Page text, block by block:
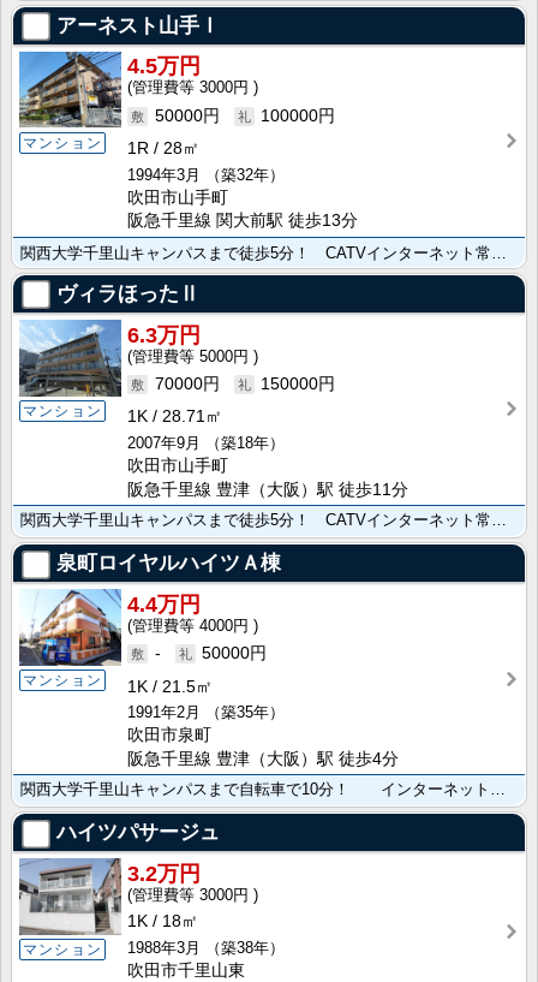
アーネスト山手Ⅰ
マンション
4.5万円
3000円
50000円
100000円
1R
28㎡
1994年3月
（築32年）
吹田市山手町
阪急千里線 関大前駅 徒歩13分
ヴィラほったⅡ
マンション
6.3万円
5000円
70000円
150000円
1K
28.71㎡
2007年9月
（築18年）
吹田市山手町
阪急千里線 豊津（大阪）駅 徒歩11分
関西大学千里山キャンパスまで徒歩5分！ CATVインターネット常時接続無料！ オール電化！
泉町ロイヤルハイツＡ棟
マンション
4.4万円
4000円
-
50000円
1K
21.5㎡
1991年2月
（築35年）
吹田市泉町
阪急千里線 豊津（大阪）駅 徒歩4分
関西大学千里山キャンパスまで自転車で10分！ インターネットWi-Fi利用無料！豊津駅･コンビニ････
ハイツパサージュ
マンション
3.2万円
3000円
1K
18㎡
1988年3月
（築38年）
吹田市千里山東